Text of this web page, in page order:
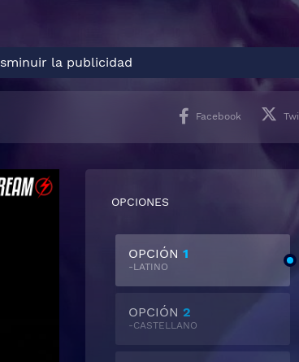
la publicidad
Facebook
OPCIONES
OPCIÓN 1
-LATINO
OPCIÓN 2
-CASTELLANO